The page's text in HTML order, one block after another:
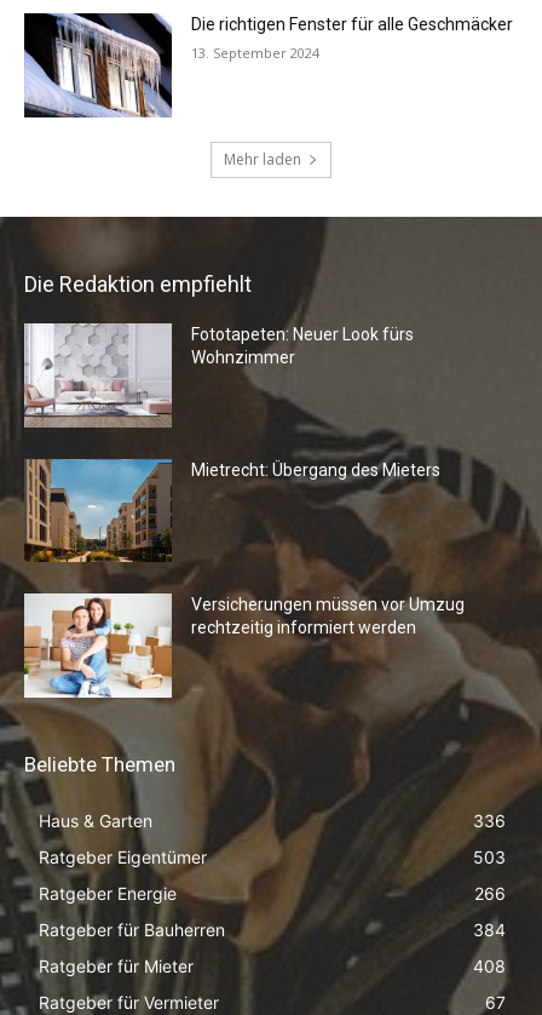
Die Redaktion empfiehlt
Fototapeten: Neuer Look fürs
Wohnzimmer
Mietrecht: Übergang des Mieters
Versicherungen müssen vor Umzug
rechtzeitig informiert werden
Beliebte Themen
Haus & Garten
336
Ratgeber Eigentümer
503
Ratgeber Energie
266
Ratgeber für Bauherren
384
Ratgeber für Mieter
408
Ratgeber für Vermieter
67